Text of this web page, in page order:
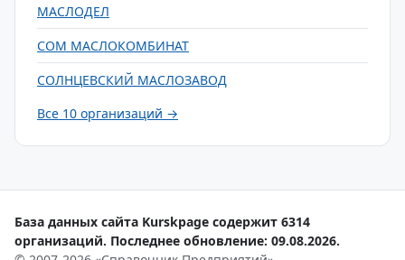
МАСЛОДЕЛ
СОМ МАСЛОКОМБИНАТ
СОЛНЦЕВСКИЙ МАСЛОЗАВОД
Все 10 организаций →
База данных сайта Kurskpage содержит 6314
организаций. Последнее обновление: 09.08.2026.